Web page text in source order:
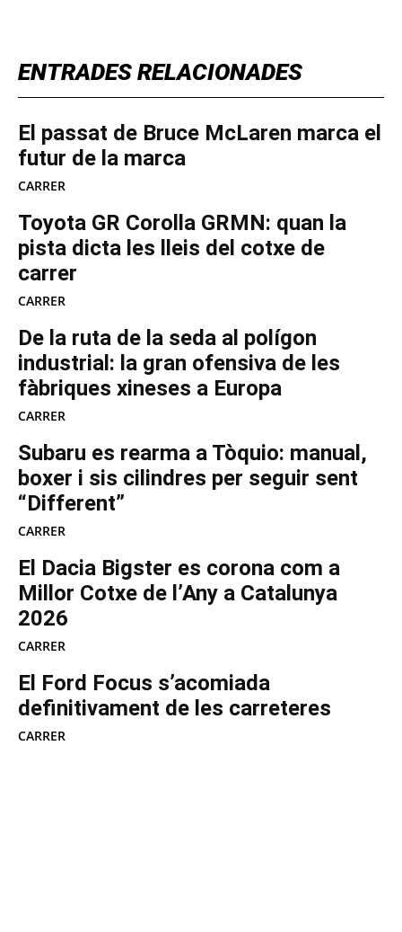
ENTRADES RELACIONADES
El passat de Bruce McLaren marca el
futur de la marca
CARRER
Toyota GR Corolla GRMN: quan la
pista dicta les lleis del cotxe de
carrer
CARRER
De la ruta de la seda al polígon
industrial: la gran ofensiva de les
fàbriques xineses a Europa
CARRER
Subaru es rearma a Tòquio: manual,
boxer i sis cilindres per seguir sent
“Different”
CARRER
El Dacia Bigster es corona com a
Millor Cotxe de l’Any a Catalunya
2026
CARRER
El Ford Focus s’acomiada
definitivament de les carreteres
CARRER